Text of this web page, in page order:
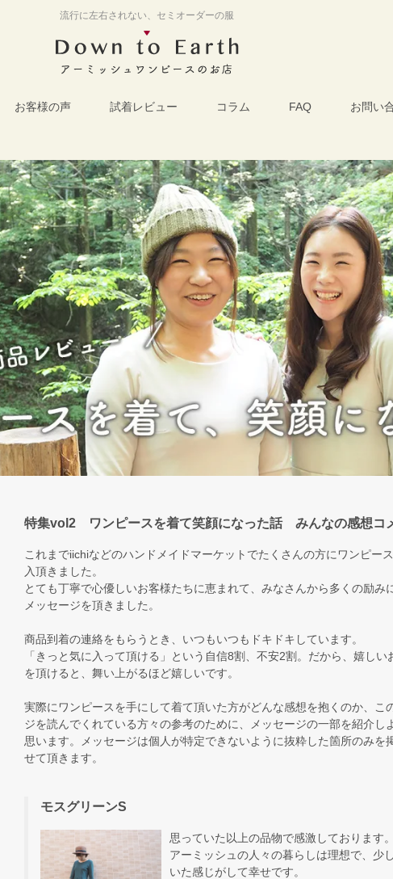
流行に左右されない、セミオーダーの服
お客様の声 試着レビュー コラム FAQ お問い
特集vol2 ワンピースを着て笑顔になった話 みんなの感想コ
これまでiichiなどのハンドメイドマーケットでたくさんの方にワンピー
入頂きました。
とても丁寧で心優しいお客様たちに恵まれて、みなさんから多くの励み
メッセージを頂きました。
商品到着の連絡をもらうとき、いつもいつもドキドキしています。
「きっと気に入って頂ける」という自信8割、不安2割。だから、嬉しい
を頂けると、舞い上がるほど嬉しいです。
実際にワンピースを手にして着て頂いた方がどんな感想を抱くのか、こ
ジを読んでくれている方々の参考のために、メッセージの一部を紹介し
思います。メッセージは個人が特定できないように抜粋した箇所のみを
せて頂きます。
モスグリーンS
思っていた以上の品物で感激しております。
アーミッシュの人々の暮らしは理想で、少
いた感じがして幸せです。